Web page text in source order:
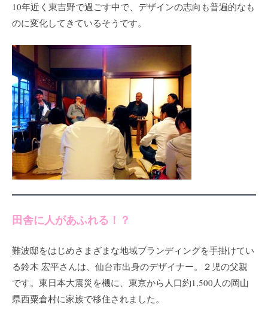
10年近く東吉野で過ごす中で、デザインの志向も普遍的なも
のに変化してきているそうです。
田舎に人があふれる！？
難波邸をはじめさまざまな地域ブランディングを手掛けてい
る鈴木 宏平さんは、仙台市出身のデザイナー。２児の父親
です。東日本大震災を機に、東京から人口約1,500人の岡山
県西粟倉村に家族で移住されました。